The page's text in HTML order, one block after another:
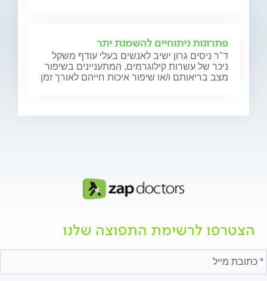
פתרונות ניתוחיים להשמנת יתר
ד"ר ניסים גרון ישיב לאנשים בעלי עודף משקל
ניכר של עשרות קילוגרמים, המתעניינים בשיפור
מצב בריאותם ו/או שיפור איכות חייהם לאורך זמן
הצטרפו לרשימת התפוצה שלנו